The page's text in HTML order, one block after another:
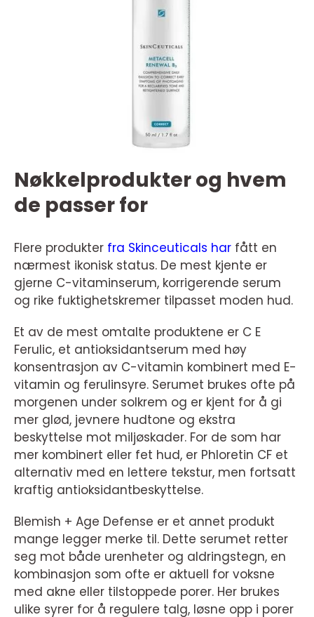
Nøkkelprodukter og hvem
de passer for
Flere produkter fra Skinceuticals har fått en
nærmest ikonisk status. De mest kjente er
gjerne C-vitaminserum, korrigerende serum
og rike fuktighetskremer tilpasset moden hud.
Et av de mest omtalte produktene er C E
Ferulic, et antioksidantserum med høy
konsentrasjon av C-vitamin kombinert med E-
vitamin og ferulinsyre. Serumet brukes ofte på
morgenen under solkrem og er kjent for å gi
mer glød, jevnere hudtone og ekstra
beskyttelse mot miljøskader. For de som har
mer kombinert eller fet hud, er Phloretin CF et
alternativ med en lettere tekstur, men fortsatt
kraftig antioksidantbeskyttelse.
Blemish + Age Defense er et annet produkt
mange legger merke til. Dette serumet retter
seg mot både urenheter og aldringstegn, en
kombinasjon som ofte er aktuell for voksne
med akne eller tilstoppede porer. Her brukes
ulike syrer for å regulere talg, løsne opp i porer